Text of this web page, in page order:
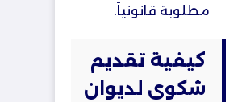
مطلوبة قانونياً.
كيفية تقديم
شكوى لديوان